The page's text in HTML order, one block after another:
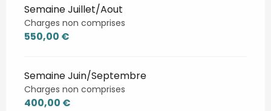
Semaine Juillet/Aout
Charges non comprises
550,00 €
Semaine Juin/Septembre
Charges non comprises
400,00 €